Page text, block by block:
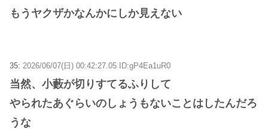
もうヤクザかなんかにしか見えない
35: 2026/06/07(日) 00:42:27.05 ID:gP4Ea1uR0
当然、小藪が切りすてるふりして
やられたあぐらいのしょうもないことはしたんだろ
うな